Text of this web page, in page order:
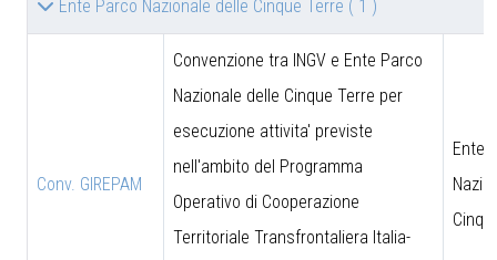
Ente Parco Nazionale delle Cinque Terre ( 1 )
Conv. GIREPAM
Convenzione tra INGV e Ente Parco
Nazionale delle Cinque Terre per
esecuzione attivita' previste
nell'ambito del Programma
Operativo di Cooperazione
Territoriale Transfrontaliera Italia-
Ente